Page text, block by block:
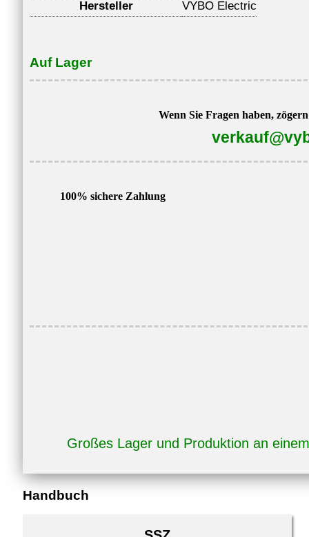
Hersteller
VYBO Electric
Auf Lager
Wenn Sie Fragen haben,
100% sichere Zahlung
Großes Lager und Produktion an
Handbuch